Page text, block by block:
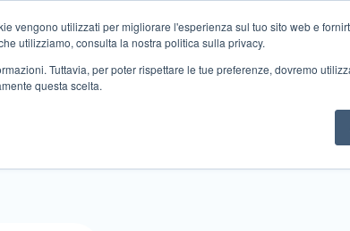
vengono utilizzati per migliorare l'esperienza sul tuo sito web e
utilizziamo, consulta la nostra politica sulla privacy.
Tuttavia, per poter rispettare le tue preferenze, dovremo
questa scelta.